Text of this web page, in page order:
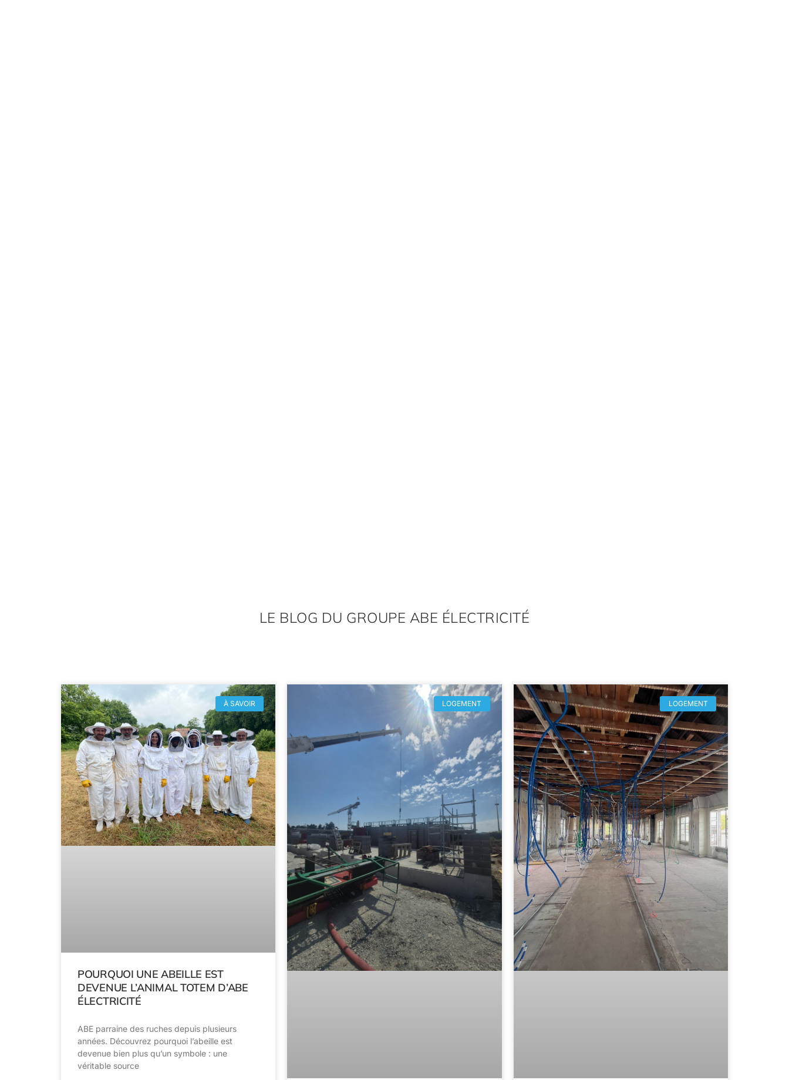
LE BLOG DU GROUPE ABE ÉLECTRICITÉ
À SAVOIR
POURQUOI UNE ABEILLE EST
DEVENUE L’ANIMAL TOTEM D’ABE
ÉLECTRICITÉ
ABE parraine des ruches depuis plusieurs
années. Découvrez pourquoi l’abeille est
devenue bien plus qu’un symbole : une
véritable source
LOGEMENT LOGEMENT